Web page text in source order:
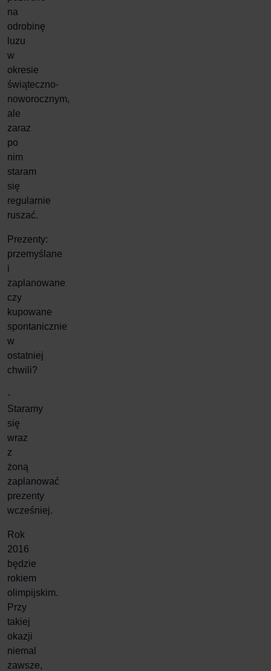
na
odrobinę
luzu
w
okresie
świąteczno-
noworocznym,
ale
zaraz
po
nim
staram
się
regularnie
ruszać.
Prezenty:
przemyślane
i
zaplanowane
czy
kupowane
spontanicznie
w
ostatniej
chwili?
-
Staramy
się
wraz
z
żoną
zaplanować
prezenty
wcześniej.
Rok
2016
będzie
rokiem
olimpijskim.
Przy
takiej
okazji
niemal
zawsze,